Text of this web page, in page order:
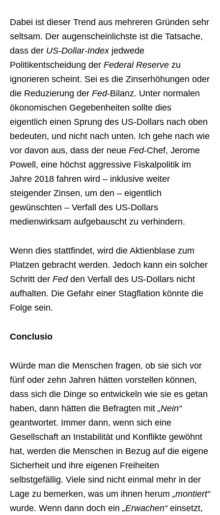
Dabei ist dieser Trend aus mehreren Gründen sehr
seltsam. Der augenscheinlichste ist die Tatsache,
dass der US-Dollar-Indexjedwede
Politikentscheidung der Federal Reserve zu
ignorieren scheint. Sei es die Zinserhöhungen oder
die Reduzierung der Fed-Bilanz. Unter normalen
ökonomischen Gegebenheiten sollte dies
eigentlich einen Sprung des US-Dollars nach oben
bedeuten, und nicht nach unten. Ich gehe nach wie
vor davon aus, dass der neue Fed-Chef, Jerome
Powell, eine höchst aggressive Fiskalpolitik im
Jahre 2018 fahren wird – inklusive weiter
steigender Zinsen, um den – eigentlich
gewünschten – Verfall des US-Dollars
medienwirksam aufgebauscht zu verhindern.
Wenn dies stattfindet, wird die Aktienblase zum
Platzen gebracht werden. Jedoch kann ein solcher
Schritt der Fedden Verfall des US-Dollars nicht
aufhalten. Die Gefahr einer Stagflation könnte die
Folge sein.
Conclusio
Würde man die Menschen fragen, ob sie sich vor
fünf oder zehn Jahren hätten vorstellen können,
dass sich die Dinge so entwickeln wie sie es getan
haben, dann hätten die Befragten mit „Nein“
geantwortet. Immer dann, wenn sich eine
Gesellschaft an Instabilität und Konflikte gewöhnt
hat, werden die Menschen in Bezug auf die eigene
Sicherheit und ihre eigenen Freiheiten
selbstgefällig. Viele sind nicht einmal mehr in der
Lage zu bemerken, was um ihnen herum „montiert“
wurde. Wenn dann doch ein „Erwachen“einsetzt,